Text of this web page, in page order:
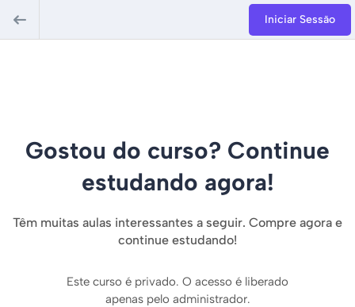
Iniciar Sessão
Gostou do curso? Continue
estudando agora!
Têm muitas aulas interessantes a seguir. Compre agora e
continue estudando!
Este curso é privado. O acesso é liberado
apenas pelo administrador.